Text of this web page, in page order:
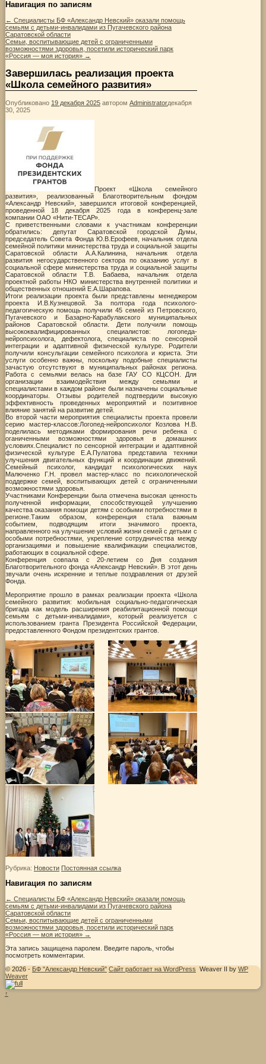
Навигация по записям
← Специалисты БФ «Александр Невский» оказали помощь
семьям с детьми-инвалидами из Пугачевского района
Саратовской области
Семьи, воспитывающие детей с ограниченными
возможностями здоровья, посетили исторический парк
«Россия — моя история» →
Завершилась реализация проекта
«Школа семейного развития»
Опубликовано 19 декабря 2025 автором Administratorдекабря
30, 2025
Проект «Школа семейного
развития», реализованный Благотворительным фондом
«Александр Невский», завершился итоговой конференцией,
проведенной 18 декабря 2025 года в конференц-зале
компании ОАО «Нити-ТЕСАР».
С приветственными словами к участникам конференции
обратились: депутат Саратовской городской Думы,
председатель Совета Фонда Ю.В.Ерофеев, начальник отдела
семейной политики министерства труда и социальной защиты
Саратовской области А.А.Калинина, начальник отдела
развития негосударственного сектора по оказанию услуг в
социальной сфере министерства труда и социальной защиты
Саратовской области Т.В. Бабаева, начальник отдела
проектной работы НКО министерства внутренней политики и
общественных отношений Е.А.Шарапова.
Итоги реализации проекта были представлены менеджером
проекта И.В.Кузнецовой. За полтора года психолого-
педагогическую помощь получили 45 семей из Петровского,
Пугачевского и Базарно-Карабулакского муниципальных
районов Саратовской области. Дети получили помощь
высококвалифицированных специалистов: логопеда-
нейропсихолога, дефектолога, специалиста по сенсорной
интеграции и адаптивной физической культуре. Родители
получили консультации семейного психолога и юриста. Эти
услуги особенно важны, поскольку подобные специалисты
зачастую отсутствуют в муниципальных районах региона.
Работа с семьями велась на базе ГАУ СО КЦСОН. Для
организации взаимодействия между семьями и
специалистами в каждом районе были назначены социальные
координаторы. Отзывы родителей подтвердили высокую
эффективность проведенных мероприятий и позитивное
влияние занятий на развитие детей.
Во второй части мероприятия специалисты проекта провели
серию мастер-классов:Логопед-нейропсихолог Козлова Н.В.
поделилась методиками формирования речи ребенка с
оганиченными возможностями здоровья в домашних
условиях.Специалист по сенсорной интеграции и адаптивной
физической культуре Е.А.Пулатова представила техники
улучшения двигательных функций и координации движений.
Семейный психолог, кандидат психологических наук
Малюченко Г.Н. провел мастер-класс по психологической
поддержке семей, воспитывающих детей с ограниченными
возможностями здоровья.
Участниками Конференции была отмечена высокая ценность
полученной информации, способствующей улучшению
качества оказания помощи детям с особыми потребностями в
регионе.Таким образом, конференция стала важным
событием, подводящим итоги значимого проекта,
направленного на улучшение условий жизни семей с детьми с
особыми потребностями, укрепление сотрудничества между
организациями и повышение квалификации специалистов,
работающих в социальной сфере.
Конференция совпала с 20-летием со Дня создания
Благотворительного фонда «Александр Невский». В этот день
звучали очень искренние и теплые поздравления от друзей
Фонда.
Мероприятие прошло в рамках реализации проекта «Школа
семейного развития: мобильная социально-педагогическая
бригада как модель расширения реабилитационной помощи
семьям с детьми-инвалидами», который реализуется с
использованием гранта Президента Российской Федерации,
предоставленного Фондом президентских грантов.
Рубрика: Новости Постоянная ссылка
Навигация по записям
← Специалисты БФ «Александр Невский» оказали помощь
семьям с детьми-инвалидами из Пугачевского района
Саратовской области
Семьи, воспитывающие детей с ограниченными
возможностями здоровья, посетили исторический парк
«Россия — моя история» →
Эта запись защищена паролем. Введите пароль, чтобы
посмотреть комментарии.
© 2026 - БФ "Александр Невский" Сайт работает на WordPress Weaver II by WP
Weaver
↑